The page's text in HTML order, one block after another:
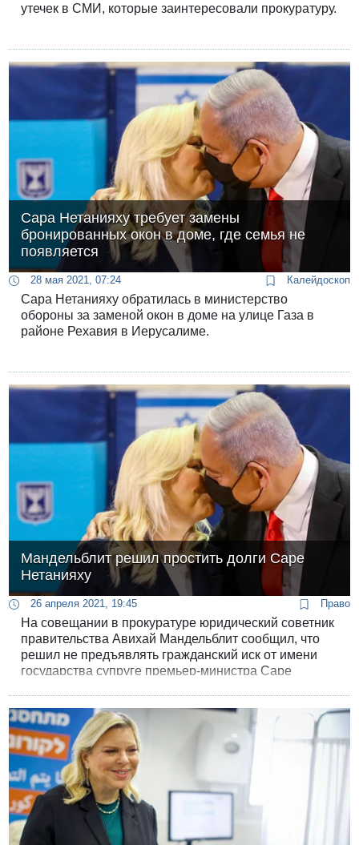
утечек в СМИ, которые заинтересовали прокуратуру.
Сара Нетанияху требует замены
бронированных окон в доме, где семья не
появляется
28 мая 2021, 07:24 Калейдоскоп
Сара Нетанияху обратилась в министерство
обороны за заменой окон в доме на улице Газа в
районе Рехавия в Иерусалиме.
Мандельблит решил простить долги Саре
Нетанияху
26 апреля 2021, 19:45 Право
На совещании в прокуратуре юридический советник
правительства Авихай Мандельблит сообщил, что
решил не предъявлять гражданский иск от имени
государства супруге премьер-министра Саре